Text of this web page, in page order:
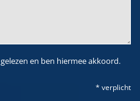
gelezen en ben hiermee akkoord.
* verplicht